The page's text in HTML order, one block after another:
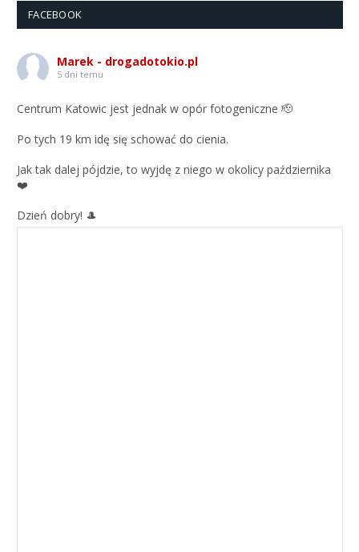
FACEBOOK
Marek - drogadotokio.pl
5 dni temu
Centrum Katowic jest jednak w opór fotogeniczne 🫡
Po tych 19 km idę się schować do cienia.
Jak tak dalej pójdzie, to wyjdę z niego w okolicy października
❤️
Dzień dobry! 🎩